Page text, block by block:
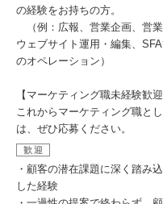
の経験をお持ちの方。
（例：広報、営業企画、営業
ウェブサイト運用・編集、
のオペレーション）
【マーケティング職未経験歓迎
これからマーケティング職と
は、ぜひ応募ください。
歓迎
・顧客の潜在課題に深く踏み
した経験